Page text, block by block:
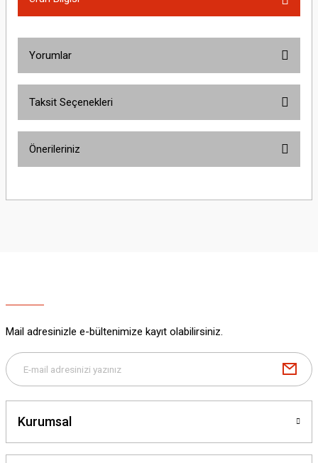
Yorumlar
Taksit Seçenekleri
Önerileriniz
yetersiz gördüğünüz noktaları öneri formunu kullanarak tarafımıza
Bu ürüne benzer farklı alternatifler olmalı.
Mail adresinizle e-bültenimize kayıt olabilirsiniz.
Kurumsal